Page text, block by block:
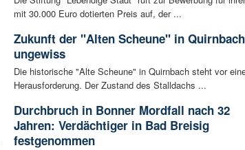
mit 30.000 Euro dotierten Preis auf, der ...
Zukunft der "Alten Scheune" in Quirnbach
ungewiss
Die historische "Alte Scheune" in Quirnbach steht vor
Herausforderung. Der Zustand des Stalldachs ...
Durchbruch in Bonner Mordfall nach 32
Jahren: Verdächtiger in Bad Breisig
festgenommen